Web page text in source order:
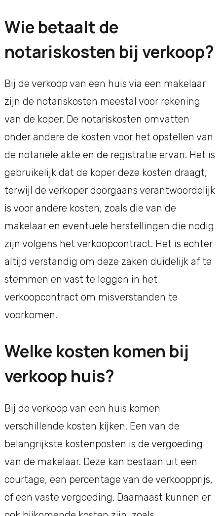
Wie betaalt de
notariskosten bij verkoop?
Bij de verkoop van een huis via een makelaar
zijn de notariskosten meestal voor rekening
van de koper. De notariskosten omvatten
onder andere de kosten voor het opstellen van
de notariële akte en de registratie ervan. Het is
gebruikelijk dat de koper deze kosten draagt,
terwijl de verkoper doorgaans verantwoordelijk
is voor andere kosten, zoals die van de
makelaar en eventuele herstellingen die nodig
zijn volgens het verkoopcontract. Het is echter
altijd verstandig om deze zaken duidelijk af te
stemmen en vast te leggen in het
verkoopcontract om misverstanden te
voorkomen.
Welke kosten komen bij
verkoop huis?
Bij de verkoop van een huis komen
verschillende kosten kijken. Een van de
belangrijkste kostenposten is de vergoeding
van de makelaar. Deze kan bestaan uit een
courtage, een percentage van de verkoopprijs,
of een vaste vergoeding. Daarnaast kunnen er